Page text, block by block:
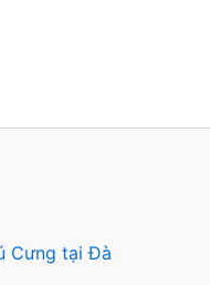
Cưng tại Đà